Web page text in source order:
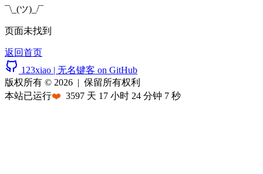
¯\_(ツ)_/¯
页面未找到
返回首页
123xiao | 无名键客 on GitHub
版权所有 © 2026 | 保留所有权利
本站已运行❤️ 3597 天 17 小时 24 分钟 7 秒